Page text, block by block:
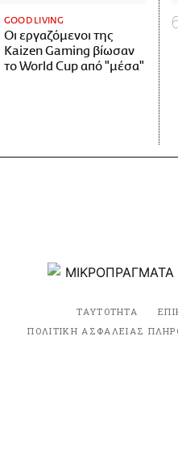
GOOD LIVING
Οι εργαζόμενοι της
Kaizen Gaming βίωσαν
το World Cup από "μέσα"
ΤΑΥΤΟΤΗΤΑ
ΠΟΛΙΤΙΚΗ ΑΣΦΑΛΕΙΑΣ